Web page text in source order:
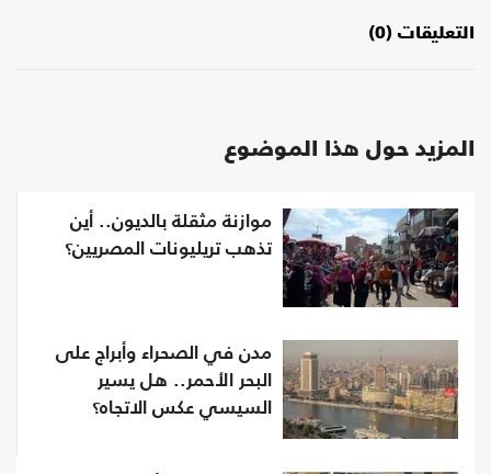
التعليقات (0)
المزيد حول هذا الموضوع
موازنة مثقلة بالديون.. أين
تذهب تريليونات المصريين؟
مدن في الصحراء وأبراج على
البحر الأحمر.. هل يسير
السيسي عكس الاتجاه؟